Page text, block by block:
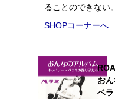
ることのできない。
SHOPコーナーへ
お
ベ